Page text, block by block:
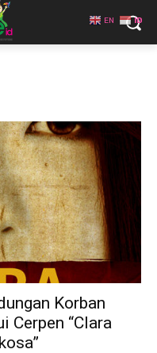
Korban
Cerpen “Clara
EN ID